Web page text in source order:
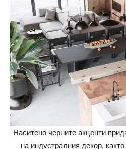
Наситено черните акценти
на индустралния декор,